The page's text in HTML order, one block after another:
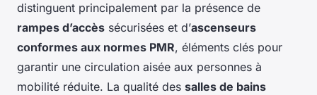
distinguent principalement par la présence de
rampes d’accès sécurisées et d’ascenseurs
conformes aux normes PMR, éléments clés pour
garantir une circulation aisée aux personnes à
mobilité réduite. La qualité des salles de bains